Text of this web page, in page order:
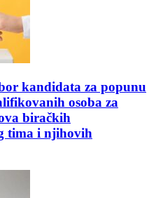
kandidata za popunu
osoba za
biračkih
tima i njihovih